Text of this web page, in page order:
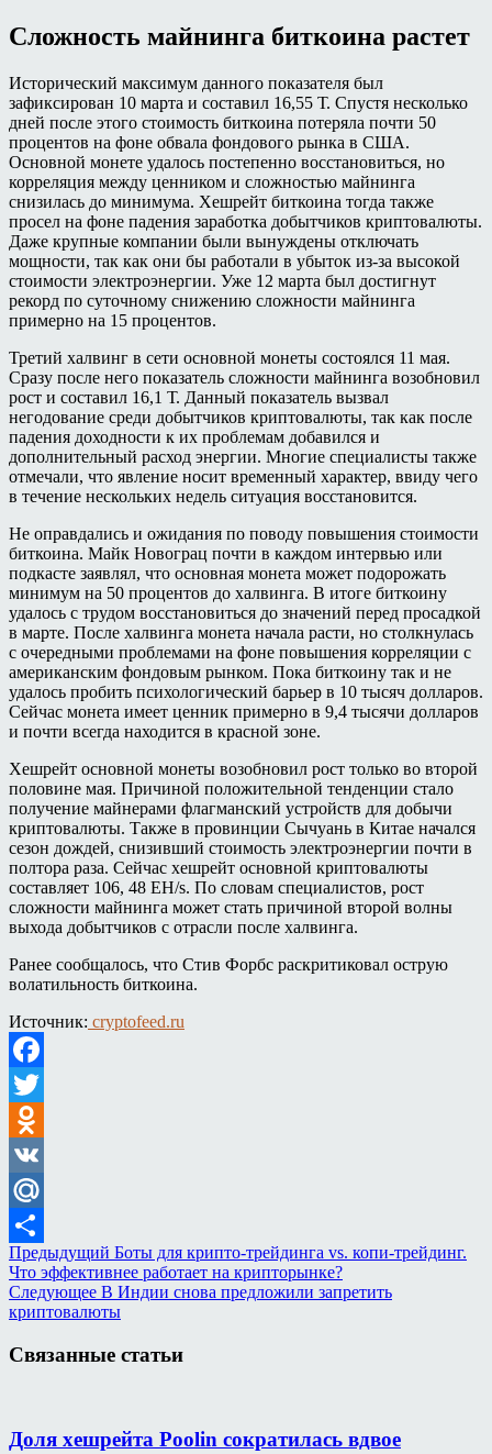
Сложность майнинга биткоина растет
Исторический максимум данного показателя был
зафиксирован 10 марта и составил 16,55 Т. Спустя несколько
дней после этого стоимость биткоина потеряла почти 50
процентов на фоне обвала фондового рынка в США.
Основной монете удалось постепенно восстановиться, но
корреляция между ценником и сложностью майнинга
снизилась до минимума. Хешрейт биткоина тогда также
просел на фоне падения заработка добытчиков криптовалюты.
Даже крупные компании были вынуждены отключать
мощности, так как они бы работали в убыток из-за высокой
стоимости электроэнергии. Уже 12 марта был достигнут
рекорд по суточному снижению сложности майнинга
примерно на 15 процентов.
Третий халвинг в сети основной монеты состоялся 11 мая.
Сразу после него показатель сложности майнинга возобновил
рост и составил 16,1 Т. Данный показатель вызвал
негодование среди добытчиков криптовалюты, так как после
падения доходности к их проблемам добавился и
дополнительный расход энергии. Многие специалисты также
отмечали, что явление носит временный характер, ввиду чего
в течение нескольких недель ситуация восстановится.
Не оправдались и ожидания по поводу повышения стоимости
биткоина. Майк Новограц почти в каждом интервью или
подкасте заявлял, что основная монета может подорожать
минимум на 50 процентов до халвинга. В итоге биткоину
удалось с трудом восстановиться до значений перед просадкой
в марте. После халвинга монета начала расти, но столкнулась
с очередными проблемами на фоне повышения корреляции с
американским фондовым рынком. Пока биткоину так и не
удалось пробить психологический барьер в 10 тысяч долларов.
Сейчас монета имеет ценник примерно в 9,4 тысячи долларов
и почти всегда находится в красной зоне.
Хешрейт основной монеты возобновил рост только во второй
половине мая. Причиной положительной тенденции стало
получение майнерами флагманский устройств для добычи
криптовалюты. Также в провинции Сычуань в Китае начался
сезон дождей, снизивший стоимость электроэнергии почти в
полтора раза. Сейчас хешрейт основной криптовалюты
составляет 106, 48 EH/s. По словам специалистов, рост
сложности майнинга может стать причиной второй волны
выхода добытчиков с отрасли после халвинга.
Ранее сообщалось, что Стив Форбс раскритиковал острую
волатильность биткоина.
Источник: cryptofeed.ru
Facebook
Twitter
Odnoklassniki
VK
Mail.Ru
Отправить
Предыдущий Боты для крипто-трейдинга vs. копи-трейдинг.
Что эффективнее работает на крипторынке?
Следующее В Индии снова предложили запретить
криптовалюты
Связанные статьи
Доля хешрейта Poolin сократилась вдвое